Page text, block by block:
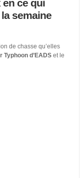
en ce qui
semaine
de chasse qu’elles
Typhoon d’EADSet le